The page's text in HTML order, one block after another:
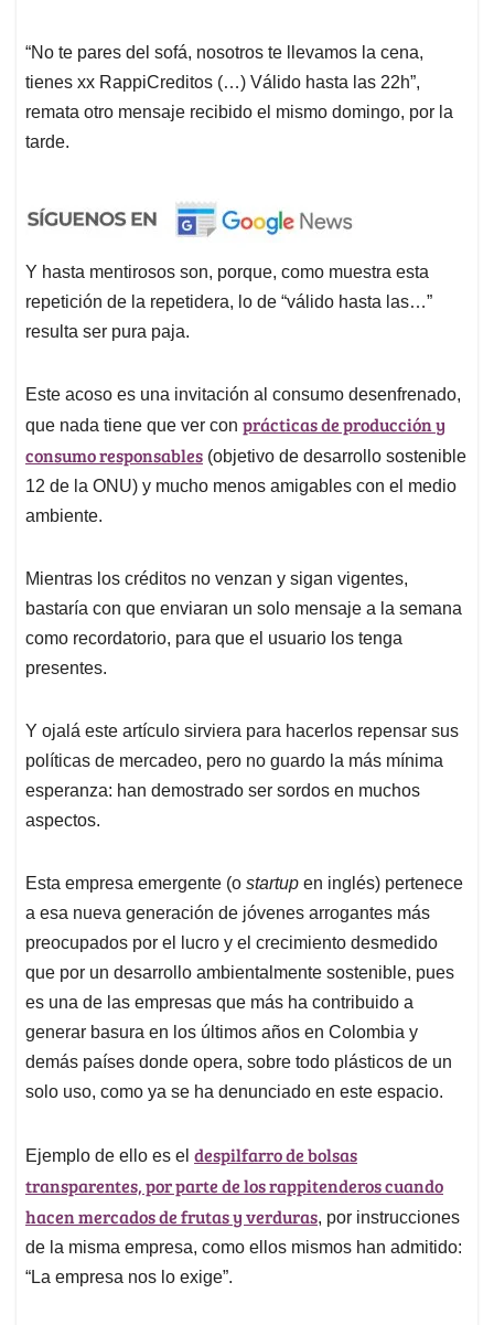
“No te pares del sofá, nosotros te llevamos la cena,
tienes xx RappiCreditos (…) Válido hasta las 22h”,
remata otro mensaje recibido el mismo domingo, por la
tarde.
Y hasta mentirosos son, porque, como muestra esta
repetición de la repetidera, lo de “válido hasta las…”
resulta ser pura paja.
Este acoso es una invitación al consumo desenfrenado,
que nada tiene que ver con prácticas de producción y
consumo responsables (objetivo de desarrollo sostenible
12 de la ONU) y mucho menos amigables con el medio
ambiente.
Mientras los créditos no venzan y sigan vigentes,
bastaría con que enviaran un solo mensaje a la semana
como recordatorio, para que el usuario los tenga
presentes.
Y ojalá este artículo sirviera para hacerlos repensar sus
políticas de mercadeo, pero no guardo la más mínima
esperanza: han demostrado ser sordos en muchos
aspectos.
Esta empresa emergente (o startup en inglés) pertenece
a esa nueva generación de jóvenes arrogantes más
preocupados por el lucro y el crecimiento desmedido
que por un desarrollo ambientalmente sostenible, pues
es una de las empresas que más ha contribuido a
generar basura en los últimos años en Colombia y
demás países donde opera, sobre todo plásticos de un
solo uso, como ya se ha denunciado en este espacio.
Ejemplo de ello es el despilfarro de bolsas
transparentes, por parte de los rappitenderos cuando
hacen mercados de frutas y verduras, por instrucciones
de la misma empresa, como ellos mismos han admitido:
“La empresa nos lo exige”.